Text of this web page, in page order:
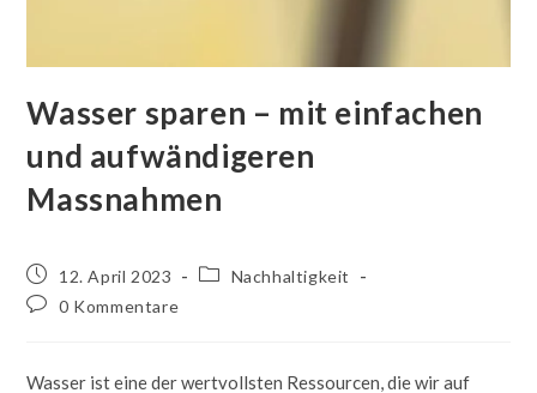
Wasser sparen – mit einfachen
und aufwändigeren
Massnahmen
12. April 2023
Nachhaltigkeit
0 Kommentare
Wasser ist eine der wertvollsten Ressourcen, die wir auf